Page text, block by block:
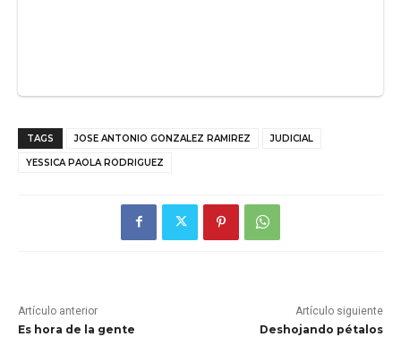
TAGS JOSE ANTONIO GONZALEZ RAMIREZ JUDICIAL
YESSICA PAOLA RODRIGUEZ
Artículo anterior
Es hora de la gente
Artículo siguiente
Deshojando pétalos